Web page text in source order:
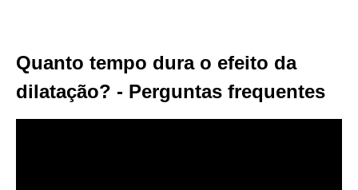
Quanto tempo dura o efeito da
dilatação? - Perguntas frequentes